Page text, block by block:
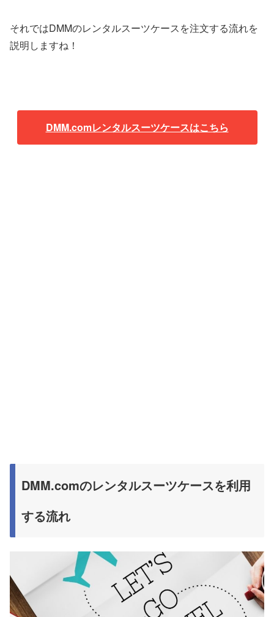
それではDMMのレンタルスーツケースを注文する流れを
説明しますね！
DMM.comレンタルスーツケースはこちら
DMM.comのレンタルスーツケースを利用
する流れ